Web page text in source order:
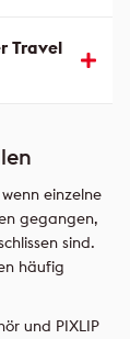
Travel
einzelne
gegangen,
sind.
häufig
und PIXLIP